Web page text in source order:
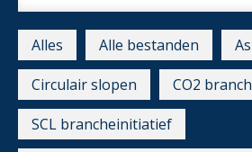
Alles Alle bestanden
Circulair slopen
CO2
SCL brancheinitiatief